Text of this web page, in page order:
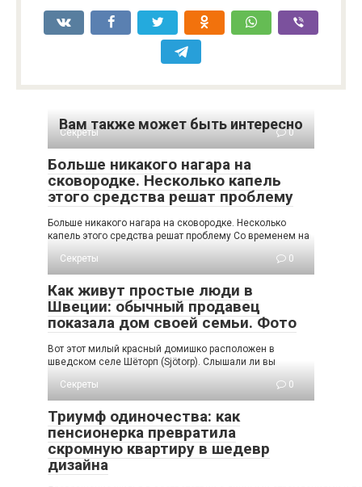
Вам также может быть интересно
Секреты 0
Больше никакого нагара на
сковородке. Несколько капель
этого средства решат проблему
Больше никакого нагара на сковородке. Несколько
капель этого средства решат проблему Со временем на
Секреты
0
Как живут простые люди в
Швеции: обычный продавец
показала дом своей семьи. Фото
Вот этот милый красный домишко расположен в
шведском селе Шёторп (Sjötorp). Слышали ли вы
Секреты
0
Триумф одиночества: как
пенсионерка превратила
скромную квартиру в шедевр
дизайна